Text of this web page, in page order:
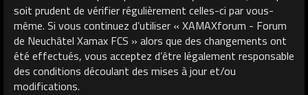
soit prudent de vérifier régulièrement celles-ci par vous-
même. Si vous continuez d’utiliser « XAMAXforum - Forum
de Neuchâtel Xamax FCS » alors que des changements ont
été effectués, vous acceptez d’être légalement responsable
des conditions découlant des mises à jour et/ou
modifications.